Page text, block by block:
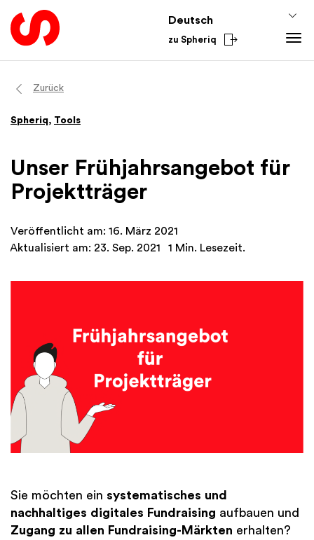
Deutsch
zu Spheriq
Verzeichnis
Recherche
Spenden-Tools
Academy
Zurück
Spheriq, Tools
Unser Frühjahrsangebot für
Projektträger
Veröffentlicht am: 16. März 2021
Aktualisiert am: 23. Sep. 2021
1 Min. Lesezeit.
Sie möchten ein systematisches und
nachhaltiges digitales Fundraising aufbauen und
Zugang zu allen Fundraising-Märkten erhalten?